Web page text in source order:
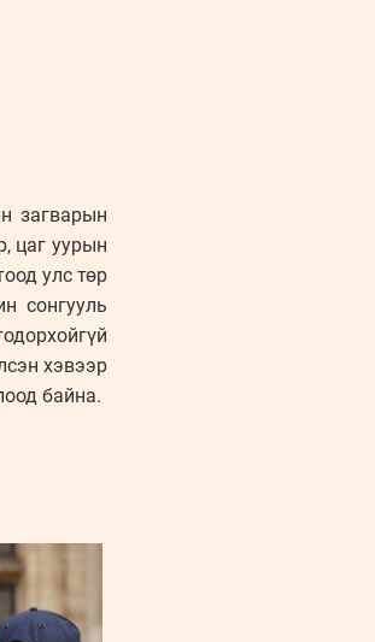
загварын
цаг уурын
улс төр
сонгууль
хэвээр
байна.